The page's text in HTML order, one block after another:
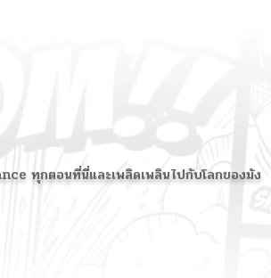
ทุกตอนที่นี่และเพลิดเพลินไปกับโลกของมัง